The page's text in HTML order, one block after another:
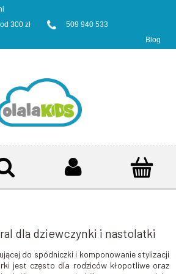
300 zł
509 940 533
Blog
dla dziewczynki i nastolatki
do spódniczki i komponowanie stylizacji
jest często dla rodziców kłopotliwe oraz